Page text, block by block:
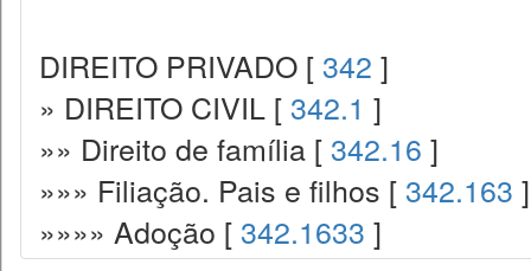
DIREITO PRIVADO [ 342 ]
» DIREITO CIVIL [ 342.1 ]
»» Direito de família [ 342.16 ]
»»» Filiação. Pais e filhos [ 342.163 ]
»»»» Adoção [ 342.1633 ]